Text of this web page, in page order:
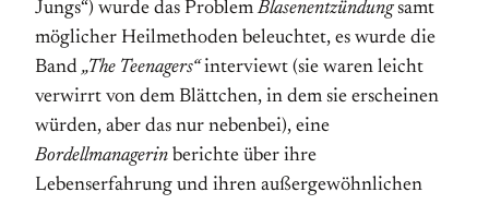
Jungs“) wurde das ProblemBlasenentzündungsamt
möglicher Heilmethoden beleuchtet, es wurde die
Band „The Teenagers“interviewt (sie waren leicht
verwirrt von dem Blättchen, in dem sie erscheinen
würden, aber das nur nebenbei), eine
Bordellmanagerin berichte über ihre
Lebenserfahrung und ihren außergewöhnlichen